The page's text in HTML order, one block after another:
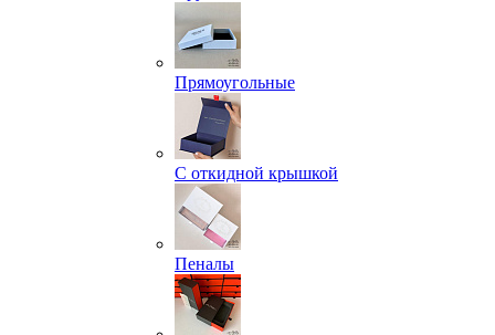
Прямоугольные
С откидной крышкой
Пеналы